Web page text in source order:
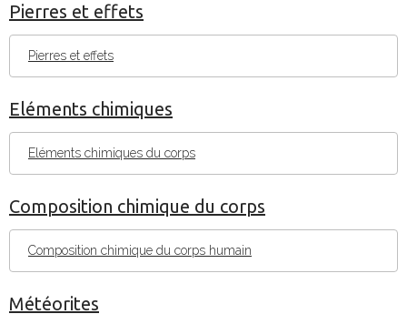
Pierres et effets
Pierres et effets
Eléments chimiques
Eléments chimiques du corps
Composition chimique du corps
Composition chimique du corps humain
Météorites